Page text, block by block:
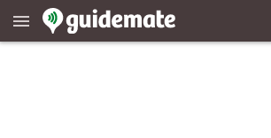
menu